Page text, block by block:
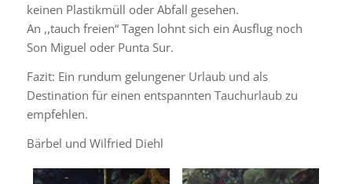
keinen Plastikmüll oder Abfall gesehen.
An ,,tauch freien“ Tagen lohnt sich ein Ausflug noch
Son Miguel oder Punta Sur.
Fazit: Ein rundum gelungener Urlaub und als
Destination für einen entspannten Tauchurlaub zu
empfehlen.
Bärbel und Wilfried Diehl